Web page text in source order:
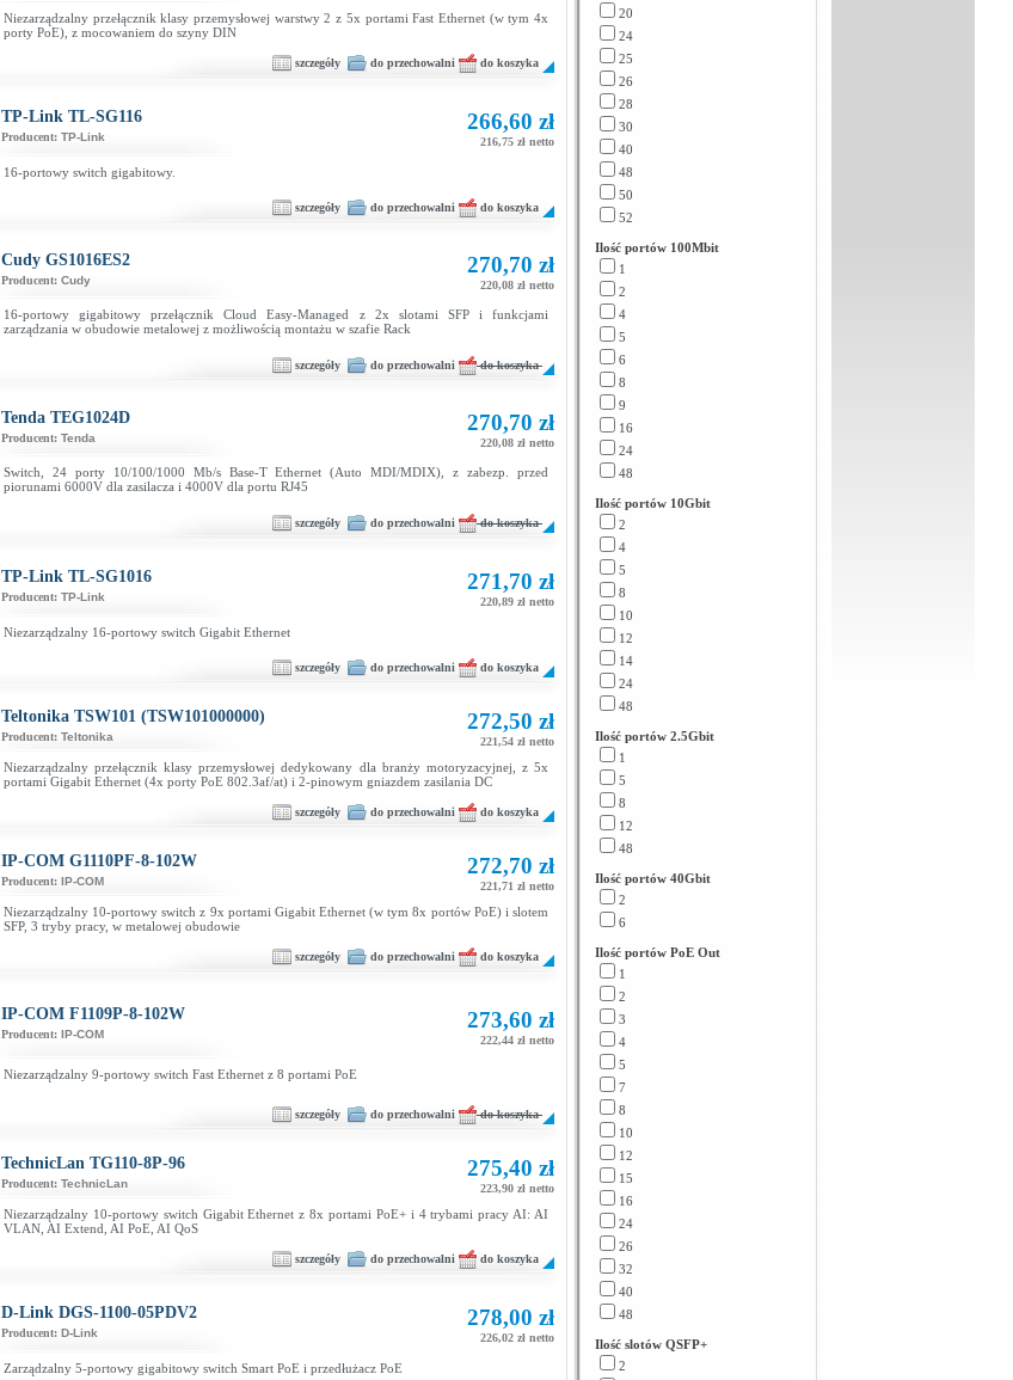
Niezarządzalny przełącznik klasy przemysłowej warstwy 2 z 5x portami Fast Ethernet (w tym 4x
porty PoE), z mocowaniem do szyny DIN
szczegóły do przechowalni do koszyka
TP-Link TL-SG116
Producent: TP-Link
266,60 zł
216,75 zł netto
16-portowy switch gigabitowy.
szczegóły do przechowalni do koszyka
Cudy GS1016ES2
Producent: Cudy
270,70 zł
220,08 zł netto
16-portowy gigabitowy przełącznik Cloud Easy-Managed z 2x slotami SFP i funkcjami
zarządzania w obudowie metalowej z możliwością montażu w szafie Rack
szczegóły do przechowalni do koszyka
Tenda TEG1024D
Producent: Tenda
270,70 zł
220,08 zł netto
Switch, 24 porty 10/100/1000 Mb/s Base-T Ethernet (Auto MDI/MDIX), z zabezp. przed
piorunami 6000V dla zasilacza i 4000V dla portu RJ45
szczegóły do przechowalni do koszyka
TP-Link TL-SG1016
Producent: TP-Link
271,70 zł
220,89 zł netto
Niezarządzalny 16-portowy switch Gigabit Ethernet
szczegóły do przechowalni do koszyka
Teltonika TSW101 (TSW101000000)
Producent: Teltonika
272,50 zł
221,54 zł netto
Niezarządzalny przełącznik klasy przemysłowej dedykowany dla branży motoryzacyjnej, z 5x
portami Gigabit Ethernet (4x porty PoE 802.3af/at) i 2-pinowym gniazdem zasilania DC
szczegóły do przechowalni do koszyka
IP-COM G1110PF-8-102W
Producent: IP-COM
272,70 zł
221,71 zł netto
Niezarządzalny 10-portowy switch z 9x portami Gigabit Ethernet (w tym 8x portów PoE) i slotem
SFP, 3 tryby pracy, w metalowej obudowie
szczegóły do przechowalni do koszyka
IP-COM F1109P-8-102W
Producent: IP-COM
273,60 zł
222,44 zł netto
Niezarządzalny 9-portowy switch Fast Ethernet z 8 portami PoE
szczegóły do przechowalni do koszyka
TechnicLan TG110-8P-96
Producent: TechnicLan
275,40 zł
223,90 zł netto
Niezarządzalny 10-portowy switch Gigabit Ethernet z 8x portami PoE+ i 4 trybami pracy AI: AI
VLAN, AI Extend, AI PoE, AI QoS
szczegóły do przechowalni do koszyka
D-Link DGS-1100-05PDV2
Producent: D-Link
278,00 zł
226,02 zł netto
Zarządzalny 5-portowy gigabitowy switch Smart PoE i przedłużacz PoE
20
24
25
26
28
30
40
48
50
52
Ilość portów 100Mbit
1
2
4
5
6
8
9
16
24
48
Ilość portów 10Gbit
2
4
5
8
10
12
14
24
48
Ilość portów 2.5Gbit
1
5
8
12
48
Ilość portów 40Gbit
2
6
Ilość portów PoE Out
1
2
3
4
5
7
8
10
12
15
16
24
26
32
40
48
Ilość slotów QSFP+
2